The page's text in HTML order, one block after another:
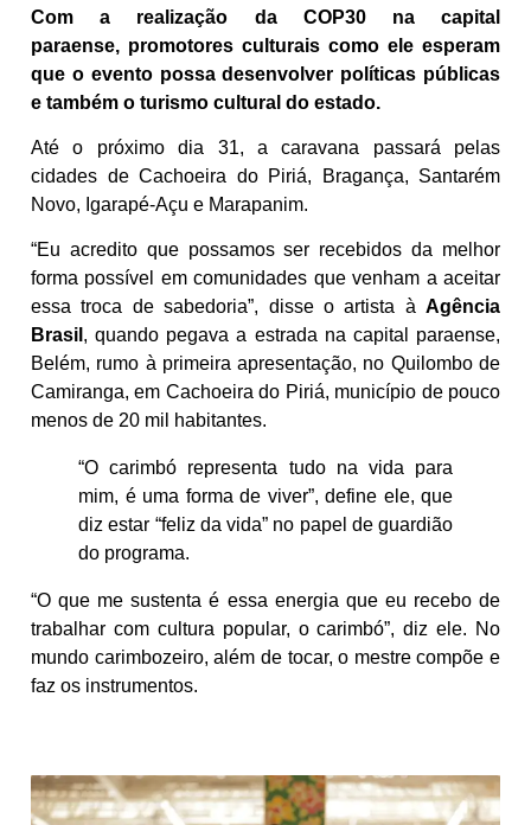
Com a realização da COP30 na capital
paraense, promotores culturais como ele esperam
que o evento possa desenvolver políticas públicas
e também o turismo cultural do estado.
Até o próximo dia 31, a caravana passará pelas
cidades de Cachoeira do Piriá, Bragança, Santarém
Novo, Igarapé-Açu e Marapanim.
“Eu acredito que possamos ser recebidos da melhor
forma possível em comunidades que venham a aceitar
essa troca de sabedoria”, disse o artista à Agência
Brasil , quando pegava a estrada na capital paraense,
Belém, rumo à primeira apresentação, no Quilombo de
Camiranga, em Cachoeira do Piriá, município de pouco
menos de 20 mil habitantes.
“O carimbó representa tudo na vida para
mim, é uma forma de viver”, define ele, que
diz estar “feliz da vida” no papel de guardião
do programa.
“O que me sustenta é essa energia que eu recebo de
trabalhar com cultura popular, o carimbó”, diz ele. No
mundo carimbozeiro, além de tocar, o mestre compõe e
faz os instrumentos.